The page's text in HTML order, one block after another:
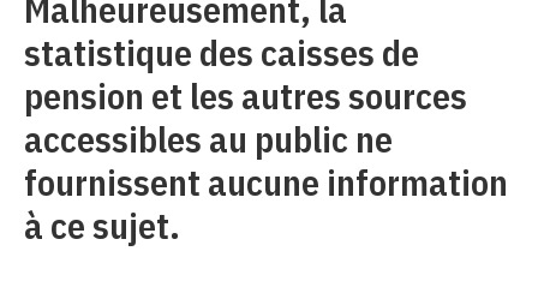
statistique des caisses de
pension et les autres sources
accessibles au public ne
fournissent aucune information
à ce sujet.